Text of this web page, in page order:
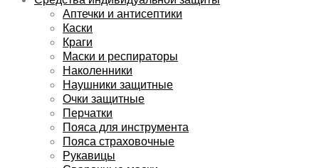
Аптечки и антисептики
Каски
Краги
Маски и респираторы
Наколенники
Наушники защитные
Очки защитные
Перчатки
Пояса для инструмента
Пояса страховочные
Рукавицы